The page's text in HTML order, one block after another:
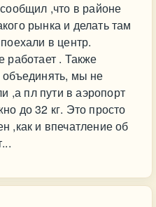
,что в районе
рынка и делать там
в центр.
работает . Также
объединять, мы не
,а пл пути в аэропорт
до 32 кг. Это просто
,как и впечатление об